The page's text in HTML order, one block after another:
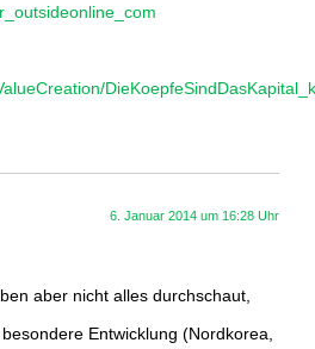
6. Januar 2014 um 16:28 Uhr
aber nicht alles durchschaut,
Entwicklung (Nordkorea,